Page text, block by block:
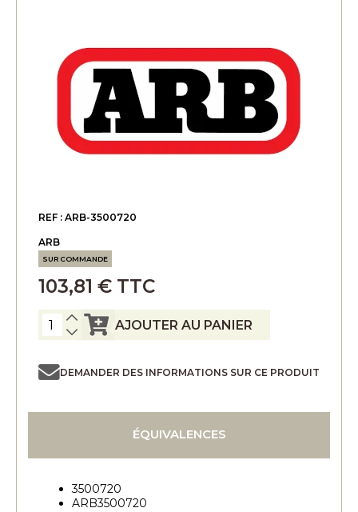
REF : ARB-3500720
ARB
SUR COMMANDE
103,81 € TTC
AJOUTER AU PANIER
DEMANDER DES INFORMATIONS SUR CE PRODUIT
ÉQUIVALENCES
3500720
ARB3500720